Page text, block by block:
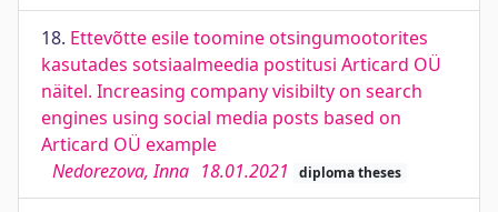
18. Ettevõtte esile toomine otsingumootorites
kasutades sotsiaalmeedia postitusi Articard OÜ
näitel. Increasing company visibilty on search
engines using social media posts based on
Articard OÜ example
Nedorezova, Inna 18.01.2021 diploma theses